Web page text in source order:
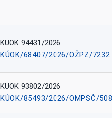
KUOK 94431/2026
KÚOK/68407/2026/OŽPZ/7232
KUOK 93802/2026
KÚOK/85493/2026/OMPSČ/508